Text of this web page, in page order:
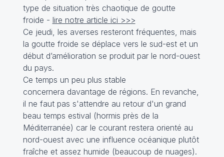
type de situation très chaotique de goutte
froide - lire notre article ici >>>
Ce jeudi, les averses resteront fréquentes, mais
la goutte froide se déplace vers le sud-est et un
début d’amélioration se produit par le nord-ouest
du pays.
Ce temps un peu plus stable
concernera davantage de régions. En revanche,
il ne faut pas s'attendre au retour d'un grand
beau temps estival (hormis près de la
Méditerranée) car le courant restera orienté au
nord-ouest avec une influence océanique plutôt
fraîche et assez humide (beaucoup de nuages).